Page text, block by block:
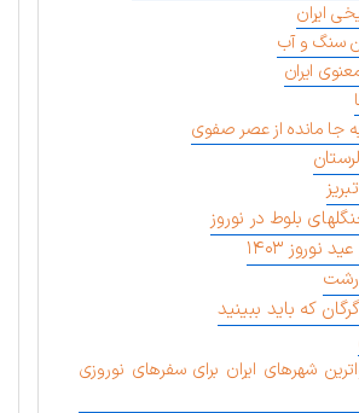
ایران
سنگ و آب
ایران
جا مانده از عصر صفوی
بلوط در نوروز
۱۴۰۳
رشت
که باید ببینید
شهرهای ایران برای سفرهای نوروزی